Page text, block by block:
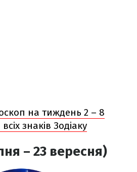
на тиждень 2 – 8
знаків Зодіаку
– 23 вересня)